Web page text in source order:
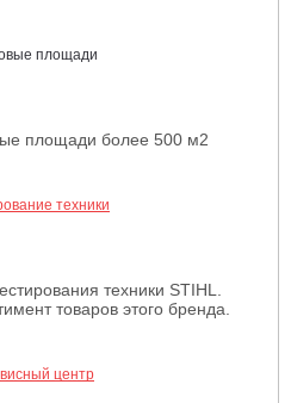
площади более 500 м2
техники STIHL.
товаров этого бренда.